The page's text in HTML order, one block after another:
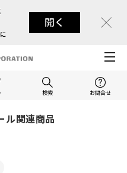
開く
検索 お問合せ
ル関連商品